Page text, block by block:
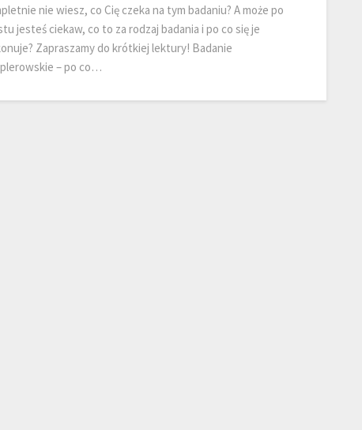
nie wiesz, co Cię czeka na tym badaniu? A może po
jesteś ciekaw, co to za rodzaj badania i po co się je
Zapraszamy do krótkiej lektury! Badanie
– po co…